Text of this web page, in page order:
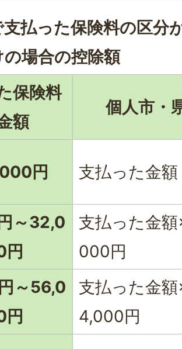
払った保険料の区分
の場合の控除額
保険料
額
個人市・
円 支払った金額
～32,0
円
支払った金
000円
～56,0
円
支払った金
4,000円